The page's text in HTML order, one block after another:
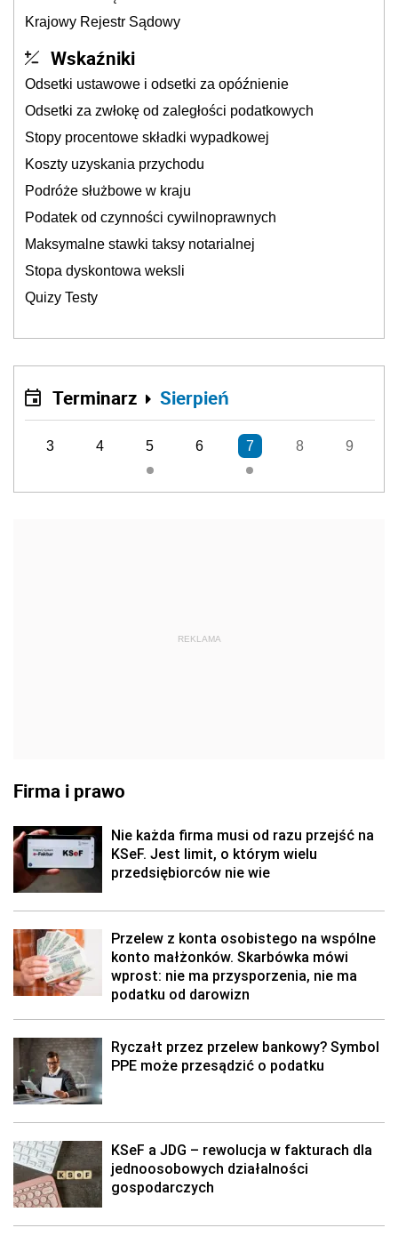
Krajowy Rejestr Sądowy
Wskaźniki
Odsetki ustawowe i odsetki za opóźnienie
Odsetki za zwłokę od zaległości podatkowych
Stopy procentowe składki wypadkowej
Koszty uzyskania przychodu
Podróże służbowe w kraju
Podatek od czynności cywilnoprawnych
Maksymalne stawki taksy notarialnej
Stopa dyskontowa weksli
Quizy Testy
Terminarz Sierpień
3 4 5 6 7 8 9
REKLAMA
Firma i prawo
Nie każda firma musi od razu przejść na
KSeF. Jest limit, o którym wielu
przedsiębiorców nie wie
Przelew z konta osobistego na wspólne
konto małżonków. Skarbówka mówi
wprost: nie ma przysporzenia, nie ma
podatku od darowizn
Ryczałt przez przelew bankowy? Symbol
PPE może przesądzić o podatku
KSeF a JDG – rewolucja w fakturach dla
jednoosobowych działalności
gospodarczych